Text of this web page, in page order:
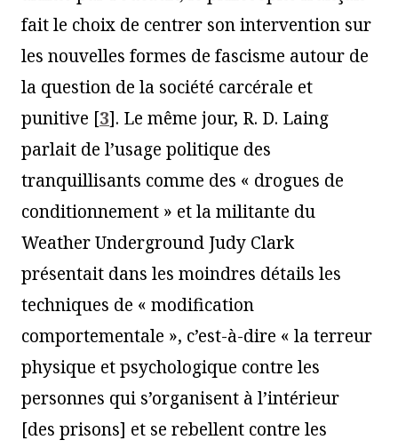
fait le choix de centrer son intervention sur
les nouvelles formes de fascisme autour de
la question de la société carcérale et
punitive [3]. Le même jour, R. D. Laing
parlait de l’usage politique des
tranquillisants comme des « drogues de
conditionnement » et la militante du
Weather Underground Judy Clark
présentait dans les moindres détails les
techniques de « modification
comportementale », c’est-à-dire « la terreur
physique et psychologique contre les
personnes qui s’organisent à l’intérieur
[des prisons] et se rebellent contre les